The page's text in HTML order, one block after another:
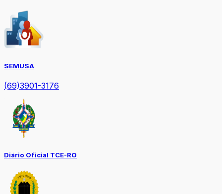
SEMUSA
(69)3901-3176
Diário Oficial TCE-RO